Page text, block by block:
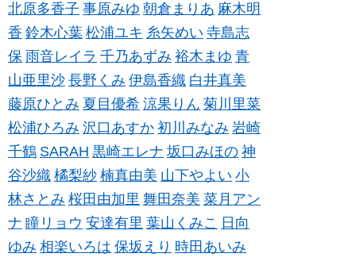
北原多香子 事原みゆ 朝倉まりあ 麻木明
香 鈴木心葉 松浦ユキ 糸矢めい 寺島志
保 雨音レイラ 千乃あずみ 裕木まゆ 青
山亜里沙 長野くみ 伊島香織 白井真美
藤原ひとみ 夏目優希 涼果りん 菊川里菜
松浦ひろみ 沢口あすか 初川みなみ 岩崎
千鶴 SARAH 黒崎エレナ 坂口みほの 神
谷沙織 橘梨紗 楠真由美 山下やよい 小
林さとみ 桜田由加里 舞田奈美 菜月アン
ナ 瞳リョウ 安達有里 葉山くみこ 日向
ゆみ 相楽いろは 保坂えり 時田あいみ